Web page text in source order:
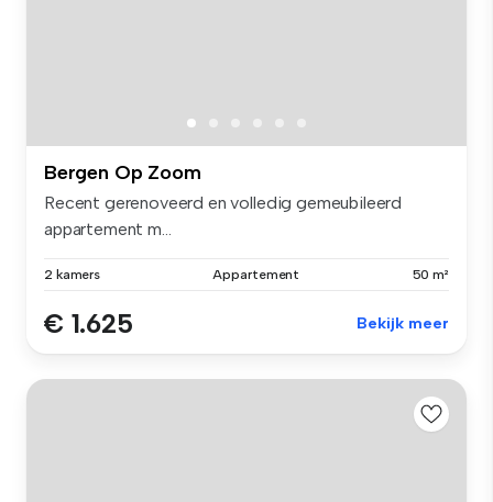
Bergen Op Zoom
Recent gerenoveerd en volledig gemeubileerd
appartement m...
2 kamers Appartement 50 m²
€ 1.625 Bekijk meer